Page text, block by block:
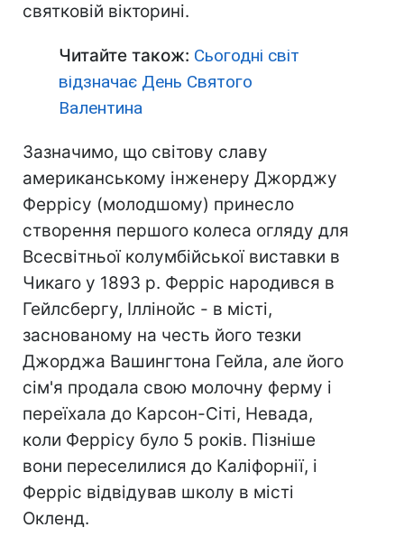
святковій вікторині.
Читайте також: Сьогодні світ
відзначає День Святого
Валентина
Зазначимо, що світову славу
американському інженеру Джорджу
Феррісу (молодшому) принесло
створення першого колеса огляду для
Всесвітньої колумбійської виставки в
Чикаго у 1893 р. Ферріс народився в
Гейлсбергу, Іллінойс - в місті,
заснованому на честь його тезки
Джорджа Вашингтона Гейла, але його
сім'я продала свою молочну ферму і
переїхала до Карсон-Сіті, Невада,
коли Феррісу було 5 років. Пізніше
вони переселилися до Каліфорнії, і
Ферріс відвідував школу в місті
Окленд.